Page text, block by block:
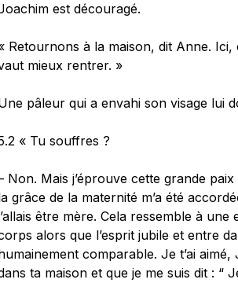
est découragé.
Retournons à la maison, dit Anne. Ici,
mieux rentrer. »
pâleur qui a envahi son visage lui
« Tu souffres ?
Non. Mais j’éprouve cette grande
grâce de la maternité m’a été
être mère. Cela res­semble à
alors que l’esprit jubile et entre
comparable. Je t’ai
ta maison et que je me suis dit : “